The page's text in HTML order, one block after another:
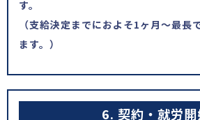
す。
（支給決定までにおよそ1ヶ月〜最長
ます。）
6. 契約・就労開